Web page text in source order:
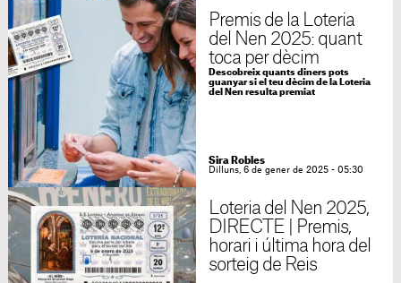
Premis de la Loteria
del Nen 2025: quant
toca per dècim
Descobreix quants diners pots
guanyar si el teu dècim de la Loteria
del Nen resulta premiat
Sira Robles
Dilluns, 6 de gener de 2025 - 05:30
Loteria del Nen 2025,
DIRECTE | Premis,
horari i última hora del
sorteig de Reis